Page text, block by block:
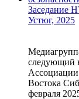
Заседание
Устюг, 2025
следующий
Ассоциации
Востока
февраля